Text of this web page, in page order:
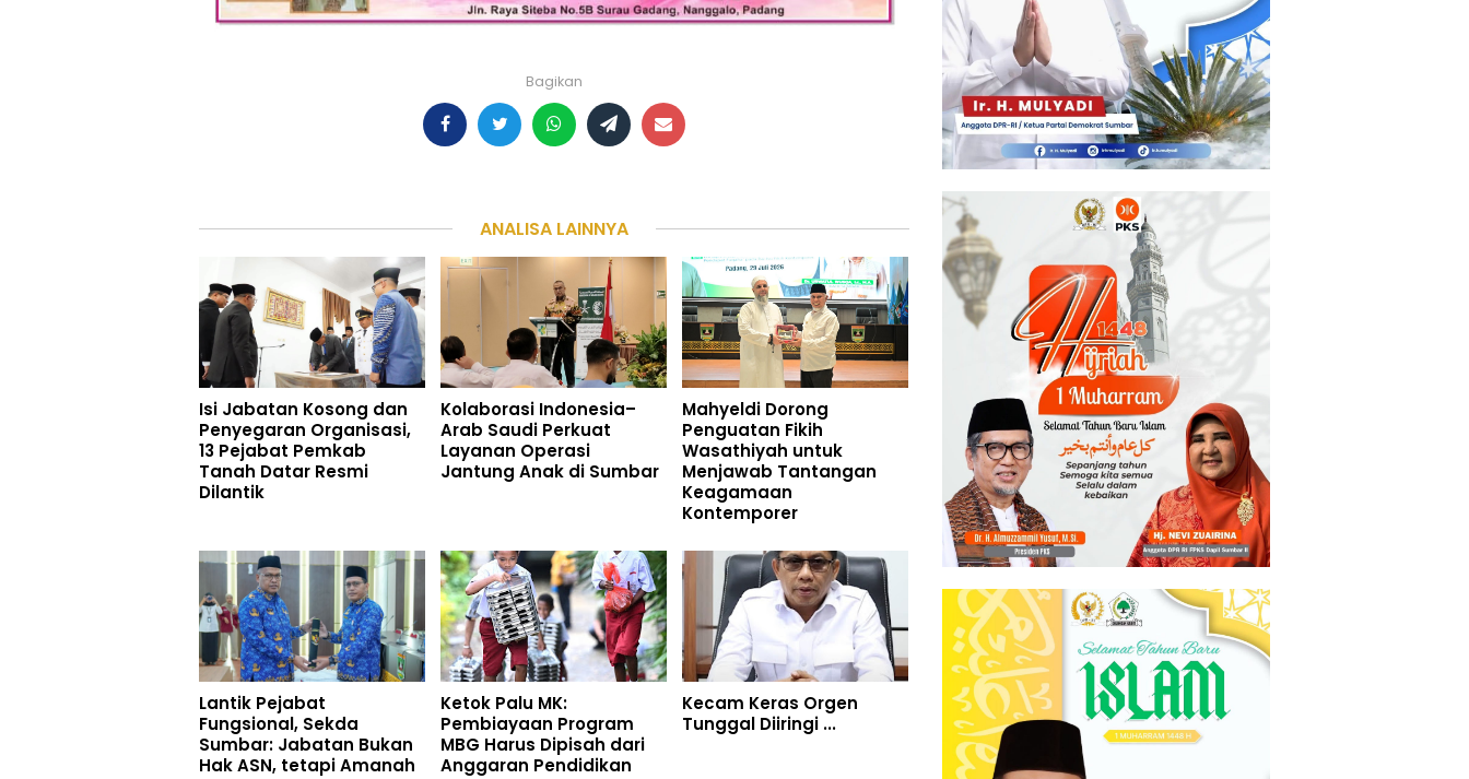
Bagikan
ANALISA LAINNYA
Isi Jabatan Kosong dan
Penyegaran Organisasi,
13 Pejabat Pemkab
Tanah Datar Resmi
Dilantik
Kolaborasi Indonesia–
Arab Saudi Perkuat
Layanan Operasi
Jantung Anak di Sumbar
Mahyeldi Dorong
Penguatan Fikih
Wasathiyah untuk
Menjawab Tantangan
Keagamaan
Kontemporer
Lantik Pejabat
Fungsional, Sekda
Sumbar: Jabatan Bukan
Hak ASN, tetapi Amanah
Ketok Palu MK:
Pembiayaan Program
MBG Harus Dipisah dari
Anggaran Pendidikan
Kecam Keras Orgen
Tunggal Diiringi ...